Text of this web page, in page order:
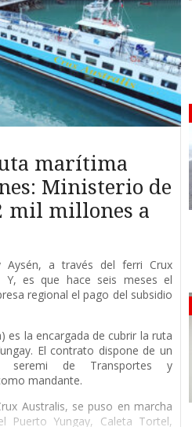
marítima
Ministerio de
mil millones a
Aysén, a través del ferri Crux
Y, es que hace seis meses el
regional el pago del subsidio
es la encargada de cubrir la ruta
El contrato dispone de un
seremi de Transportes y
mandante.
Australis, se puso en marcha
Yungay, Caleta Tortel,